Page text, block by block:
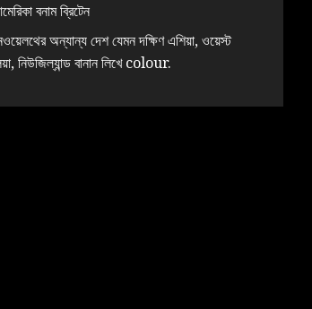
বনাম ব্রিটেন
অন্যান্য দেশ যেমন দক্ষিণ এশিয়া, ওয়েস্ট
নিউজিল্যান্ড বানান লিখে colour.